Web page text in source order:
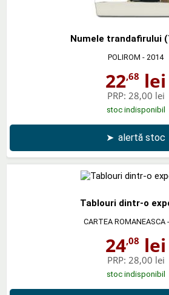
Numele trandafirului
POLIROM - 2014
22,68 lei
PRP: 28,00 lei
stoc indisponibil
➤ alertă stoc
Tablouri dintr-o
CARTEA ROMANEASCA
24,08 lei
PRP: 28,00 lei
stoc indisponibil